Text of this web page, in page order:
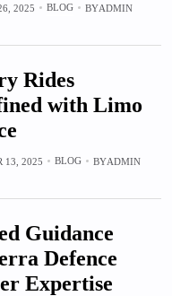
2025 BLOG BYADMIN
Rides
with Limo
13, 2025 BLOG BYADMIN
Guidance
Defence
Expertise